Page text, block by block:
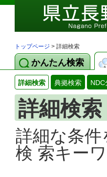
トップページ > 詳細検索
かんたん検索
詳細検索 典拠検索 NDC
詳細検索
詳細な条
検 索キー